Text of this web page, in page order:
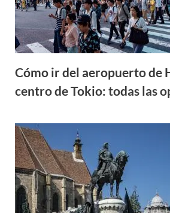
Cómo ir del aeropuerto de
centro de Tokio: todas las